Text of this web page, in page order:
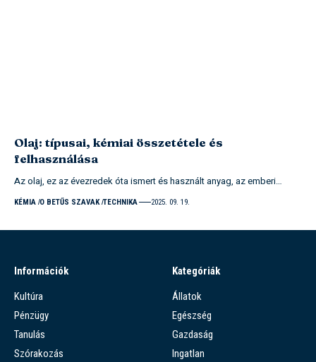
Olaj: típusai, kémiai összetétele és
felhasználása
Az olaj, ez az évezredek óta ismert és használt anyag, az emberi…
KÉMIA O BETŰS SZAVAK TECHNIKA 2025. 09. 19.
Információk
Kultúra
Pénzügy
Tanulás
Szórakozás
Kategóriák
Állatok
Egészség
Gazdaság
Ingatlan